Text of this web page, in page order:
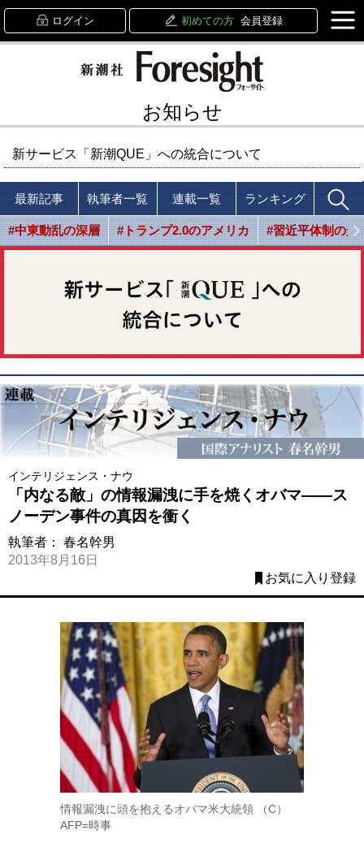
ログイン 初めての方 会員登録
お知らせ
新サービス「新潮QUE」への統合について
最新記事 執筆者一覧 連載一覧 ランキング
#中東動乱の深層 #トランプ2.0のアメリカ #習近平体制の光
インテリジェンス・ナウ
「内なる敵」の情報漏洩に手を焼くオバマ――ス
ノーデン事件の真因を衝く
執筆者： 春名幹男
2013年8月16日
お気に入り登録
情報漏洩に頭を抱えるオバマ米大統領 （C）
AFP=時事